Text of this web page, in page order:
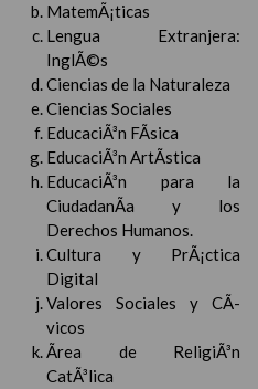
MatemÃ¡ticas
Lengua Extranjera:
InglÃ©s
Ciencias de la Naturaleza
Ciencias Sociales
EducaciÃ³n FÃ­sica
EducaciÃ³n ArtÃ­stica
EducaciÃ³n para la
CiudadanÃ­a y los
Derechos Humanos.
Cultura y PrÃ¡ctica
Digital
Valores Sociales y CÃ­
vicos
Ãrea de ReligiÃ³n
CatÃ³lica